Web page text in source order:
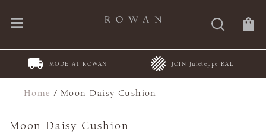
MODE AT ROWAN JOIN Juleteppe KAL
Home /Moon Daisy Cushion
Moon Daisy Cushion